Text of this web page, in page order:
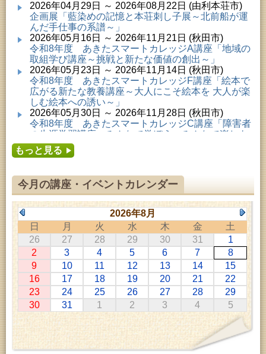
2026年04月29日 ～ 2026年08月22日 (由利本荘市)
企画展「藍染めの記憶と本荘刺し子展～北前船が運
んだ手仕事の系譜～」
2026年05月16日 ～ 2026年11月21日 (秋田市)
令和8年度 あきたスマートカレッジA講座「地域の
取組学び講座～挑戦と新たな価値の創出～」
2026年05月23日 ～ 2026年11月14日 (秋田市)
令和8年度 あきたスマートカレッジF講座「絵本で
広がる新たな教養講座～大人にこそ絵本を 大人が楽
しむ絵本への誘い～」
2026年05月30日 ～ 2026年11月28日 (秋田市)
令和8年度 あきたスマートカレッジC講座「障害者
の生涯学習講座～みんなで学ぼう、みんなで楽しも
う～」
2026年06月02日 ～ 2026年11月30日 (秋田市)
2026年06月06日 ～ 2026年10月17日 (秋田市)
令和8年度 あきたスマートカレッジD講座「防災講
座～自助力と共助力を高める～」
2026年06月27日 ～ 2026年09月05日 (秋田市)
令和8年度 あきたスマートカレッジB講座「熟議フ
ァシリテーター講座 ～熟議をつくろう！～」
2026年07月01日 ～ 2026年09月23日 (仙北市)
千葉克介写真展 ～自然の息吹～
2026年07月11日 ～ 2026年08月30日 (秋田市)
特別展「わけあって絶滅しました。展」
2026年07月14日 ～ 2026年08月23日 (秋田市)
子どもの読書活動推進事業「夏休みは図書館へ行こ
う－みんなの読みたい！知りたい！学びたい！をお
手伝いします－」（資料展示）
2026年07月25日 ～ 2026年09月06日 (美郷町)
美郷町学友館特別展「加藤明見 森に生きるツキノワ
グマ～1年の記録～」
もっと見る
今月の講座・イベントカレンダー
2026年8月
日
月 火 水 木 金
土
26
27 28 29 30 31
1
2
3 4 5 6 7
8
9
10 11 12 13 14
15
16
17 18 19 20 21
22
23
24 25 26 27 28
29
30
31 1 2 3 4 5